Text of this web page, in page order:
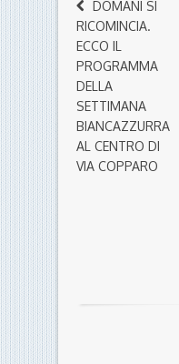
DOMANI SI
RICOMINCIA.
ECCO IL
PROGRAMMA
DELLA
SETTIMANA
BIANCAZZURRA
AL CENTRO DI
VIA COPPARO